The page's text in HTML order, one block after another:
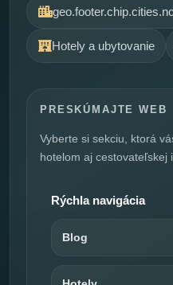
Hotely a ubytovanie
PRESKÚMAJTE WEB
Vyberte si sekciu, ktorá
hotelom aj cestovateľskej
Rýchla navigácia
Blog